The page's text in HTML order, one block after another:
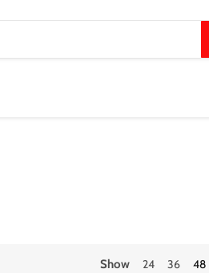
Show 24 36 48